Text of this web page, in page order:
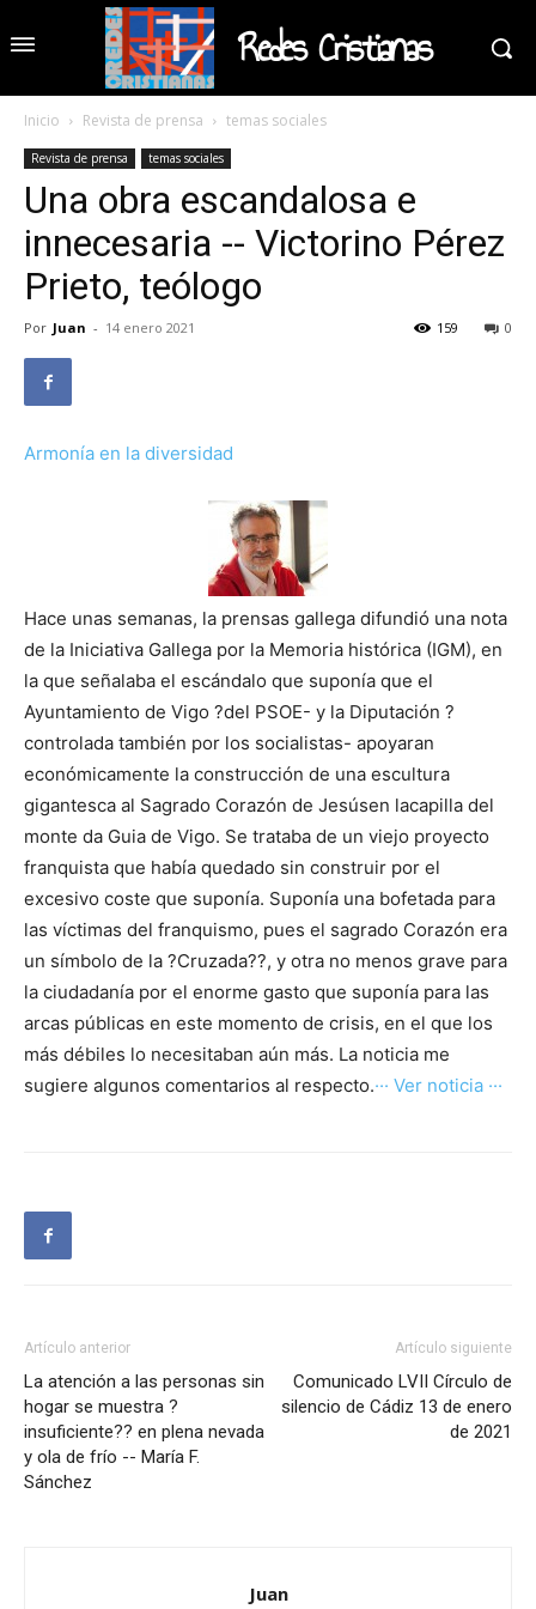
Redes Cristianas
Inicio Revista de prensa temas sociales
Revista de prensa temas sociales
Una obra escandalosa e
innecesaria -- Victorino Pérez
Prieto, teólogo
Por Juan - 14 enero 2021 0
159
Armonía en la diversidad
Hace unas semanas, la prensas gallega difundió una nota
de la Iniciativa Gallega por la Memoria histórica (IGM), en
la que señalaba el escándalo que suponía que el
Ayuntamiento de Vigo ?del PSOE- y la Diputación ?
controlada también por los socialistas- apoyaran
económicamente la construcción de una escultura
gigantesca al Sagrado Corazón de Jesúsen lacapilla del
monte da Guia de Vigo. Se trataba de un viejo proyecto
franquista que había quedado sin construir por el
excesivo coste que suponía. Suponía una bofetada para
las víctimas del franquismo, pues el sagrado Corazón era
un símbolo de la ?Cruzada??, y otra no menos grave para
la ciudadanía por el enorme gasto que suponía para las
arcas públicas en este momento de crisis, en el que los
más débiles lo necesitaban aún más. La noticia me
sugiere algunos comentarios al respecto.··· Ver noticia ···
Artículo anterior
La atención a las personas sin
hogar se muestra ?
insuficiente?? en plena nevada
y ola de frío -- María F.
Sánchez
Artículo siguiente
Comunicado LVII Círculo de
silencio de Cádiz 13 de enero
de 2021
Juan